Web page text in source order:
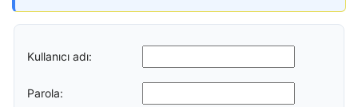
Kullanıcı adı:
Parola: